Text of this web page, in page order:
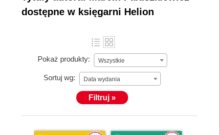
dostępne w księgarni Helion
Pokaż produkty: Wszystkie
Sortuj wg: Data wydania
Filtruj »